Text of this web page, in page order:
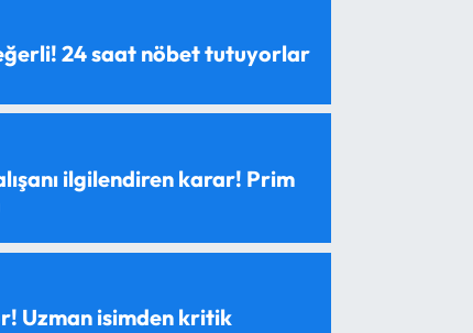
24 saat nöbet tutuyorlar
ilgilendiren karar! Prim
Uzman isimden kritik